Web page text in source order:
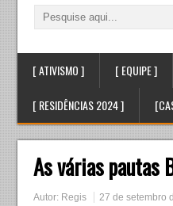
[ ATIVISMO ] [ EQUIPE ]
[ RESIDÊNCIAS 2024 ]
As várias pautas
Autor: Regis 27 de setembro